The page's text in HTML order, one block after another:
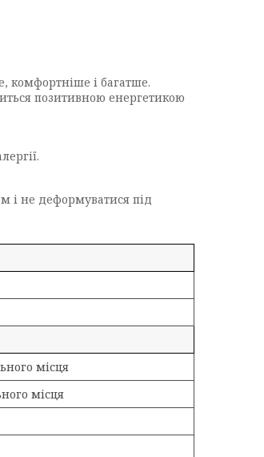
комфортніше і багатше.
позитивною енергетикою
і не деформуватися під
місця
місця